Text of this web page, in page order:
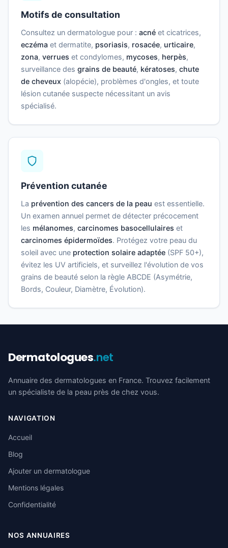
Motifs de consultation
Consultez un dermatologue pour : acné et cicatrices,
eczéma et dermatite, psoriasis, rosacée, urticaire,
zona, verrues et condylomes, mycoses, herpès,
surveillance des grains de beauté, kératoses, chute
de cheveux (alopécie), problèmes d'ongles, et toute
lésion cutanée suspecte nécessitant un avis
spécialisé.
Prévention cutanée
La prévention des cancers de la peau est essentielle.
Un examen annuel permet de détecter précocement
les mélanomes, carcinomes basocellulaires et
carcinomes épidermoïdes. Protégez votre peau du
soleil avec une protection solaire adaptée (SPF 50+),
évitez les UV artificiels, et surveillez l'évolution de vos
grains de beauté selon la règle ABCDE (Asymétrie,
Bords, Couleur, Diamètre, Évolution).
Dermatologues.net
Annuaire des dermatologues en France. Trouvez facilement
un spécialiste de la peau près de chez vous.
NAVIGATION
Accueil
Blog
Ajouter un dermatologue
Mentions légales
Confidentialité
NOS ANNUAIRES